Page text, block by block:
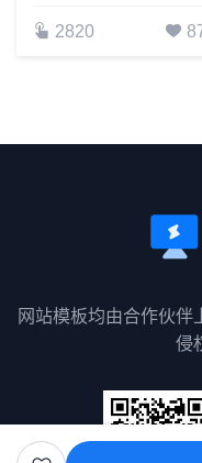
2820
网站模板均由合作伙
侵